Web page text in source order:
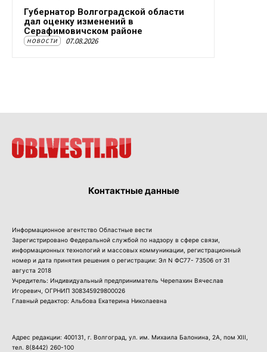
Губернатор Волгоградской области
дал оценку изменений в
Серафимовичском районе
НОВОСТИ 07.08.2026
Контактные данные
Информационное агентство Областные вести
Зарегистрировано Федеральной службой по надзору в сфере связи,
информационных технологий и массовых коммуникации, регистрационный
номер и дата принятия решения о регистрации: Эл N ФС77- 73506 от 31
августа 2018
Учредитель: Индивидуальный предприниматель Черепахин Вячеслав
Игоревич, ОГРНИП 308345929800026
Главный редактор: Альбова Екатерина Николаевна
Адрес редакции: 400131, г. Волгоград, ул. им. Михаила Балонина, 2А, пом XIII,
тел. 8(8442) 260-100